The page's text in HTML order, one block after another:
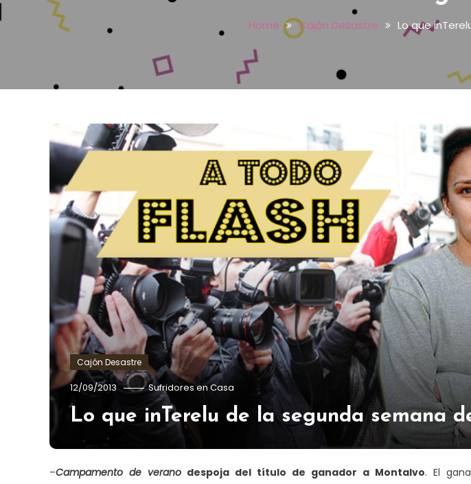
Home Cajón Desastre Lo que
Cajón Desastre
12/09/2013 Sufridores en Casa
Lo que inTerelu de la segunda semana
–Campamento de verano despoja del título de ganador a Montalvo. El